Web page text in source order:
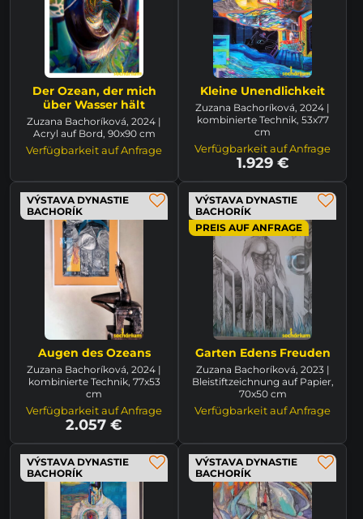
Der Ozean, der mich
über Wasser hält
Zuzana Bachoríková, 2024 |
Acryl auf Bord, 90x90 cm
Verfügbarkeit auf Anfrage
Kleine Unendlichkeit
Zuzana Bachoríková, 2024 |
kombinierte Technik, 53x77
cm
Verfügbarkeit auf Anfrage
1.929 €
VÝSTAVA DYNASTIE
BACHORÍK
Augen des Ozeans
Zuzana Bachoríková, 2024 |
kombinierte Technik, 77x53
cm
Verfügbarkeit auf Anfrage
2.057 €
VÝSTAVA DYNASTIE
BACHORÍK
PREIS AUF ANFRAGE
Garten Edens Freuden
Zuzana Bachoríková, 2023 |
Bleistiftzeichnung auf Papier,
70x50 cm
Verfügbarkeit auf Anfrage
VÝSTAVA DYNASTIE
BACHORÍK
VÝSTAVA DYNASTIE
BACHORÍK